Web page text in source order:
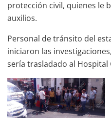
protección civil, quienes le
auxilios.
Personal de tránsito del
iniciaron las
sería trasladado al Hospital